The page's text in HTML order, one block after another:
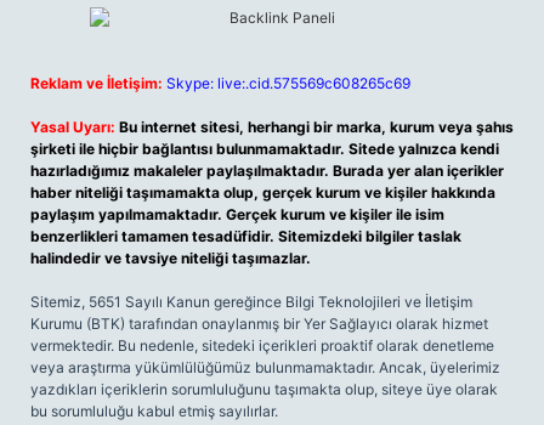
Reklam ve İletişim: Skype: live:.cid.575569c608265c69
Yasal Uyarı: Bu internet sitesi, herhangi bir marka, kurum veya şahıs
şirketi ile hiçbir bağlantısı bulunmamaktadır. Sitede yalnızca kendi
hazırladığımız makaleler paylaşılmaktadır. Burada yer alan içerikler
haber niteliği taşımamakta olup, gerçek kurum ve kişiler hakkında
paylaşım yapılmamaktadır. Gerçek kurum ve kişiler ile isim
benzerlikleri tamamen tesadüfidir. Sitemizdeki bilgiler taslak
halindedir ve tavsiye niteliği taşımazlar.
Sitemiz, 5651 Sayılı Kanun gereğince Bilgi Teknolojileri ve İletişim
Kurumu (BTK) tarafından onaylanmış bir Yer Sağlayıcı olarak hizmet
vermektedir. Bu nedenle, sitedeki içerikleri proaktif olarak denetleme
veya araştırma yükümlülüğümüz bulunmamaktadır. Ancak, üyelerimiz
yazdıkları içeriklerin sorumluluğunu taşımakta olup, siteye üye olarak
bu sorumluluğu kabul etmiş sayılırlar.